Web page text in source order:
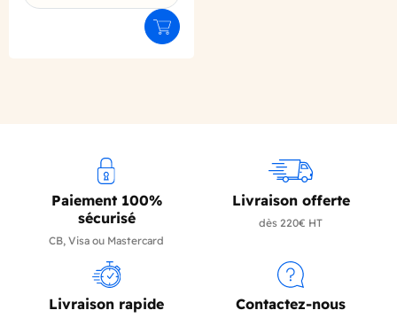
Ajouter au panier
Paiement 100%
sécurisé
CB, Visa ou Mastercard
Livraison offerte
dès 220€ HT
Livraison rapide Contactez-nous